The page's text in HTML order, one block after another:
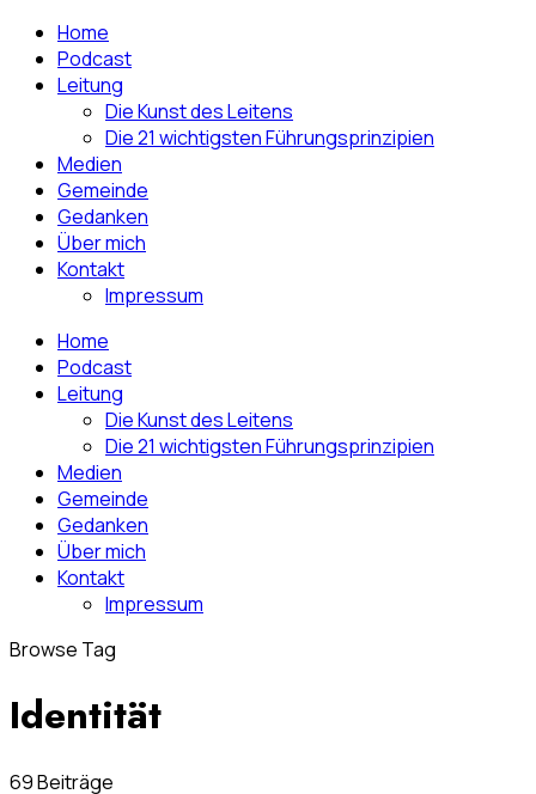
Home
Podcast
Leitung
Die Kunst des Leitens
Die 21 wichtigsten Führungsprinzipien
Medien
Gemeinde
Gedanken
Über mich
Kontakt
Impressum
Home
Podcast
Leitung
Die Kunst des Leitens
Die 21 wichtigsten Führungsprinzipien
Medien
Gemeinde
Gedanken
Über mich
Kontakt
Impressum
Browse Tag
Identität
69 Beiträge